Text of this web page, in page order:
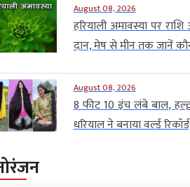
August 08, 2026
हरियाली अमावस्या पर
दान, मेष से मीन तक जानें
August 08, 2026
8 फीट 10 इंच लंबे बाल,
धरियाल ने बनाया वर्ल्ड